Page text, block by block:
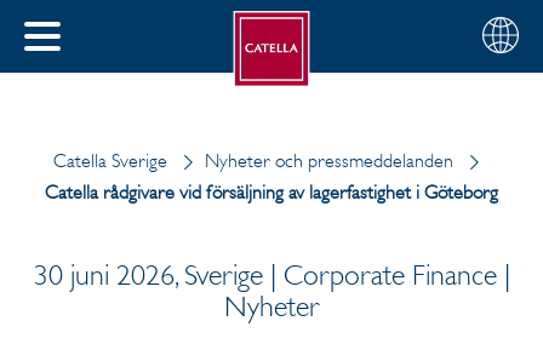
STÄNG
Välj
din
Svenska
Catella Sverige
Nyheter och pressmeddelanden
Catella rådgivare vid försäljning av lagerfastighet i Göteborg
30 juni 2026, Sverige | Corporate Finance |
Nyheter